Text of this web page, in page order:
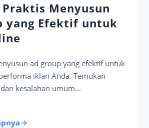
Praktis Menyusun
yang Efektif untuk
ad group yang efektif untuk
iklan Anda. Temukan
kesalahan umum...